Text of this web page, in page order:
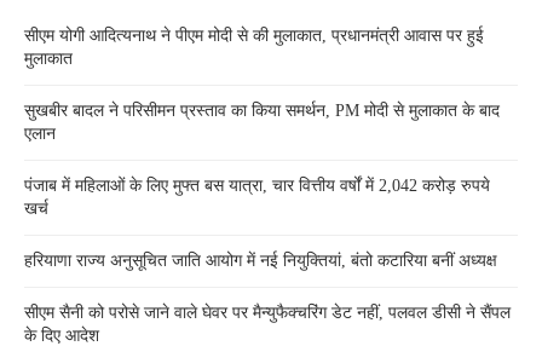
सीएम योगी आदित्यनाथ ने पीएम मोदी से की मुलाकात, प्रधानमंत्री आवास पर हुई
मुलाकात
सुखबीर बादल ने परिसीमन प्रस्ताव का किया समर्थन, PM मोदी से मुलाकात के बाद
एलान
पंजाब में महिलाओं के लिए मुफ्त बस यात्रा, चार वित्तीय वर्षों में 2,042 करोड़ रुपये
खर्च
हरियाणा राज्य अनुसूचित जाति आयोग में नई नियुक्तियां, बंतो कटारिया बनीं अध्यक्ष
सीएम सैनी को परोसे जाने वाले घेवर पर मैन्युफैक्चरिंग डेट नहीं, पलवल डीसी ने सैंपल
के दिए आदेश